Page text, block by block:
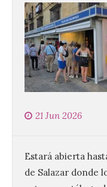
21 Jun 2026
Estará abierta
de Salazar donde